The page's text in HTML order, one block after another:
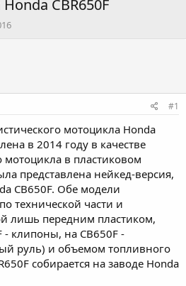
CBR650F
#1
мотоцикла Honda
в 2014 году в качестве
в пластиковом
представлена нейкед-версия,
CB650F. Обе модели
технической части и
лишь передним пластиком,
- клипоны, на CB650F -
руль) и объемом топливного
собирается на заводе Honda